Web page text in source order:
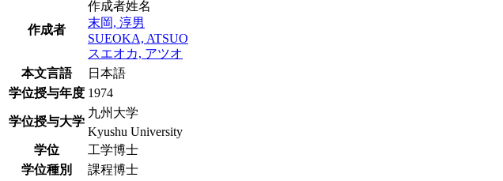
作成者
作成者姓名
末岡, 淳男
SUEOKA, ATSUO
スエオカ, アツオ
本文言語
日本語
学位授与年度 1974
学位授与大学
九州大学
Kyushu University
学位
工学博士
学位種別
課程博士